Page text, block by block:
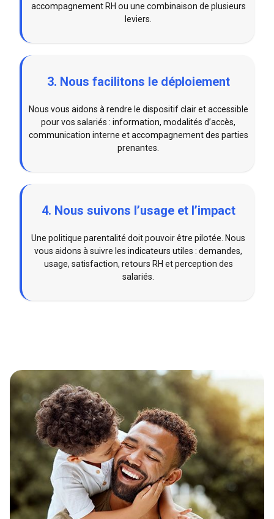
accompagnement RH ou une combinaison de plusieurs
leviers.
3. Nous facilitons le déploiement
Nous vous aidons à rendre le dispositif clair et accessible
pour vos salariés : information, modalités d’accès,
communication interne et accompagnement des parties
prenantes.
4. Nous suivons l’usage et l’impact
Une politique parentalité doit pouvoir être pilotée. Nous
vous aidons à suivre les indicateurs utiles : demandes,
usage, satisfaction, retours RH et perception des
salariés.